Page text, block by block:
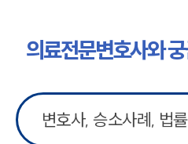
의료전문변호사와